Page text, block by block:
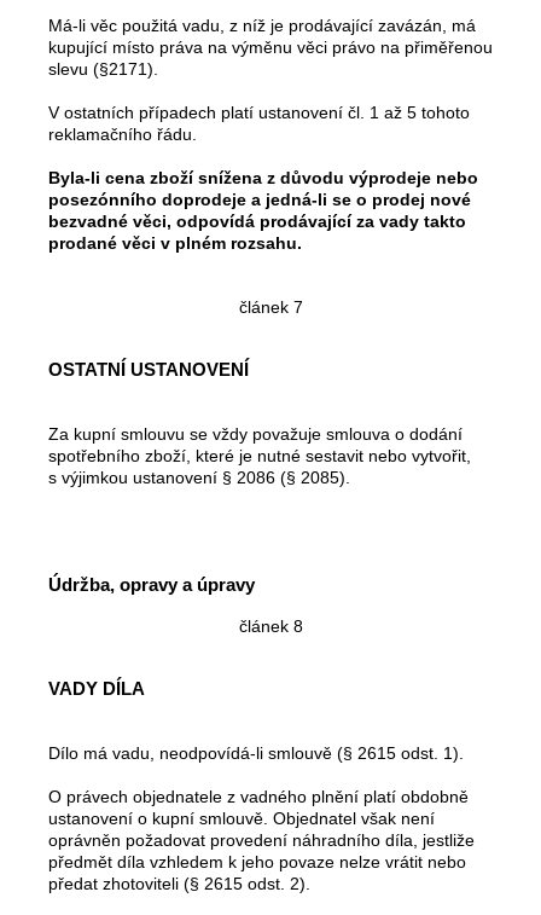
Má-li věc použitá vadu, z níž je prodávající zavázán, má
kupující místo práva na výměnu věci právo na přiměřenou
slevu (§2171).
V ostatních případech platí ustanovení čl. 1 až 5 tohoto
reklamačního řádu.
Byla-li cena zboží snížena z důvodu výprodeje nebo
posezónního doprodeje a jedná-li se o prodej nové
bezvadné věci, odpovídá prodávající za vady takto
prodané věci v plném rozsahu.
článek 7
OSTATNÍ USTANOVENÍ
Za kupní smlouvu se vždy považuje smlouva o dodání
spotřebního zboží, které je nutné sestavit nebo vytvořit,
s výjimkou ustanovení § 2086 (§ 2085).
Údržba, opravy a úpravy
článek 8
VADY DÍLA
Dílo má vadu, neodpovídá-li smlouvě (§ 2615 odst. 1).
O právech objednatele z vadného plnění platí obdobně
ustanovení o kupní smlouvě. Objednatel však není
oprávněn požadovat provedení náhradního díla, jestliže
předmět díla vzhledem k jeho povaze nelze vrátit nebo
předat zhotoviteli (§ 2615 odst. 2).